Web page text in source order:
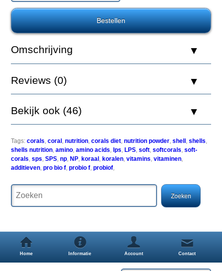
Aquaforest
Pro
Bio
25g
Voedingsbodem
probiotische
voor
kleinere
aquaria,
waarin
niet
mogelijk
polymeren.
ProBioF
stimuleert
Omschrijving
Reviews (0)
Bekijk ook (46)
Tags: corals,coral ,nutrition,corals diet,nutrition powder,shell ,shells,
shells nutrition,amino,amino acids, lps, LPS,soft,softcorals,soft-
corals,sps,SPS,np, NP, koraal , koralen,vitamins,vitaminen,
additieven,pro bio f,probio f,probiof,
Home Informatie Account Contact